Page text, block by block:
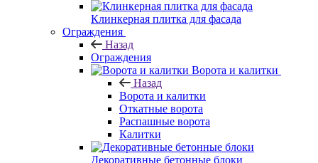
Клинкерная плитка для фасада
Ограждения
Назад
Ограждения
Ворота и калитки
Назад
Ворота и калитки
Откатные ворота
Распашные ворота
Калитки
Декоративные бетонные блоки